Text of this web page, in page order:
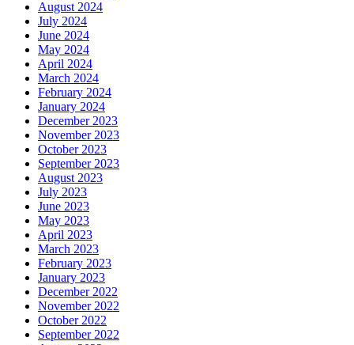
August 2024
July 2024
June 2024
May 2024
April 2024
March 2024
February 2024
January 2024
December 2023
November 2023
October 2023
September 2023
August 2023
July 2023
June 2023
May 2023
April 2023
March 2023
February 2023
January 2023
December 2022
November 2022
October 2022
September 2022